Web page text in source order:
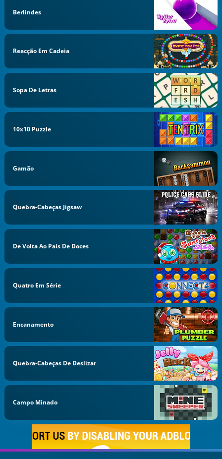
Berlindes
Reacção Em Cadeia
Sopa De Letras
10x10 Puzzle
Gamão
Quebra-Cabeças Jigsaw
De Volta Ao País De Doces
Quatro Em Série
Encanamento
Quebra-Cabeças De Deslizar
Campo Minado